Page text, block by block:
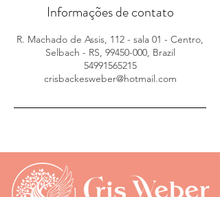
Informações de contato
R. Machado de Assis, 112 - sala 01 - Centro,
Selbach - RS, 99450-000, Brazil
54991565215
crisbackesweber@hotmail.com